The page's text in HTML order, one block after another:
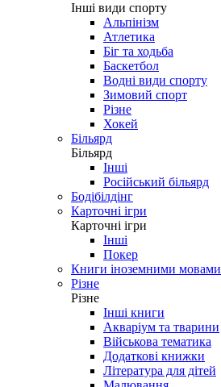
Інші види спорту
Альпінізм
Атлетика
Біг та ходьба
Баскетбол
Водні види спорту
Зимовий спорт
Різне
Хокей
Більярд
Більярд
Інші
Російський більярд
Бодібілдінг
Карточні ігри
Карточні ігри
Інші
Покер
Книги іноземними мовами
Різне
Різне
Інші книги
Акваріум та тварини
Військова тематика
Додаткові книжки
Література для дітей